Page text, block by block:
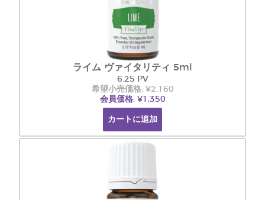
ライム ヴァイタリティ 5ml
6.25 PV
希望小売価格: ¥2,160
会員価格: ¥1,350
カートに追加